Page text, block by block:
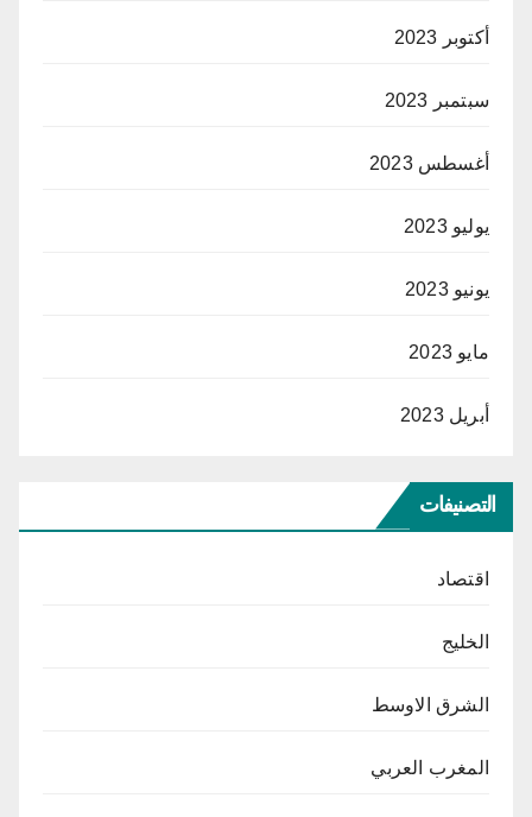
أكتوبر 2023
سبتمبر 2023
أغسطس 2023
يوليو 2023
يونيو 2023
مايو 2023
أبريل 2023
التصنيفات
اقتصاد
الخليج
الشرق الاوسط
المغرب العربي